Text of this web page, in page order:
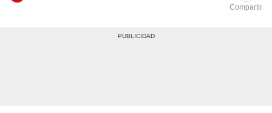
Compartir